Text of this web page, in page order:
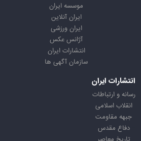
موسسه ایران
ایران آنلاین
ایران ورزشی
آژانس عکس
انتشارات ایران
سازمان آگهی ها
انتشارات ایران
رسانه و ارتباطات
انقلاب اسلامی
جبهه مقاومت
دفاع مقدس